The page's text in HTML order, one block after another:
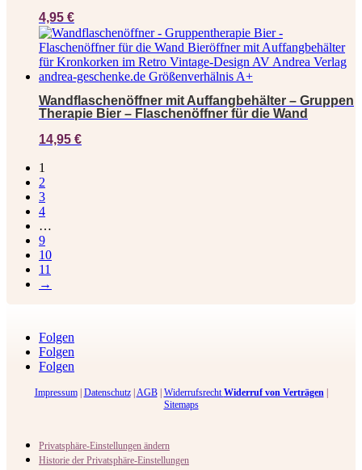
4,95 €
Wandflaschenöffner mit Auffangbehälter – Gruppen
Therapie Bier – Flaschenöffner für die Wand
14,95 €
1
2
3
4
…
9
10
11
→
Folgen
Folgen
Folgen
Impressum| Datenschutz| AGB| WiderrufsrechtWiderruf von Verträgen|
Sitemaps
Privatsphäre-Einstellungen ändern
Historie der Privatsphäre-Einstellungen